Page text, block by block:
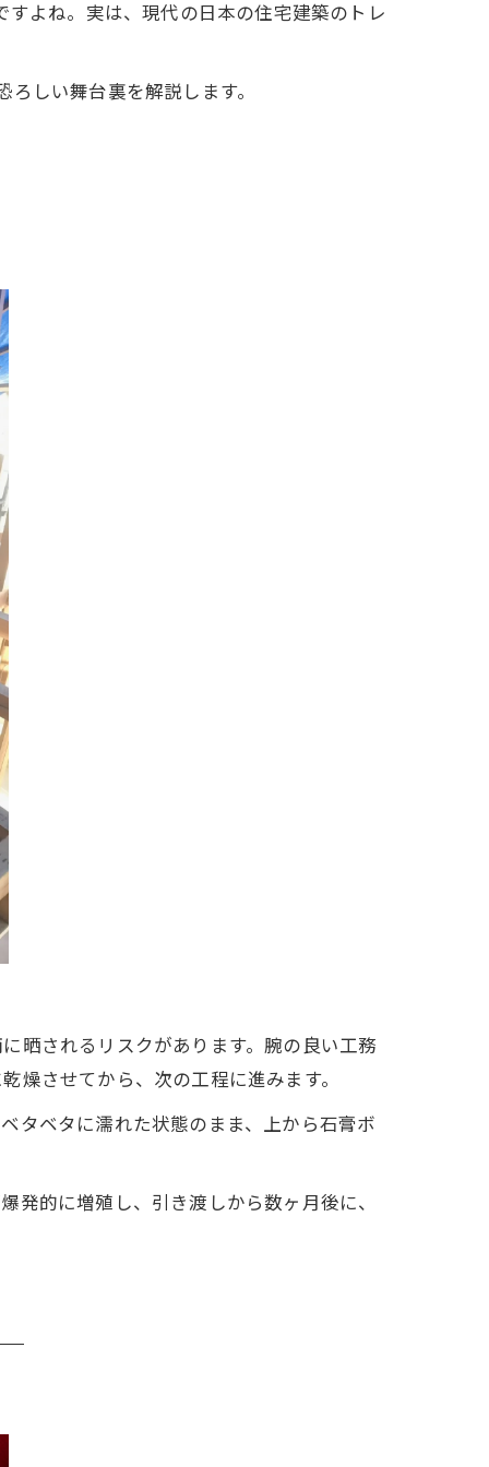
よね。実は、現代の日本の住宅建築のトレ
しい舞台裏を解説します。
晒されるリスクがあります。腕の良い工務
燥させてから、次の工程に進みます。
タベタに濡れた状態のまま、上から石膏ボ
的に増殖し、引き渡しから数ヶ月後に、